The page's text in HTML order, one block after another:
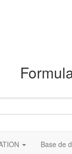
Base de